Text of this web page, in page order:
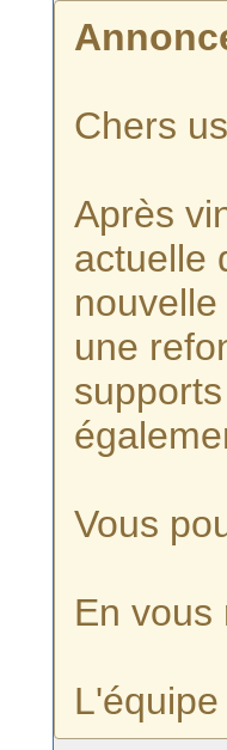
Chers
Après
actuelle
une
Vous
En vous